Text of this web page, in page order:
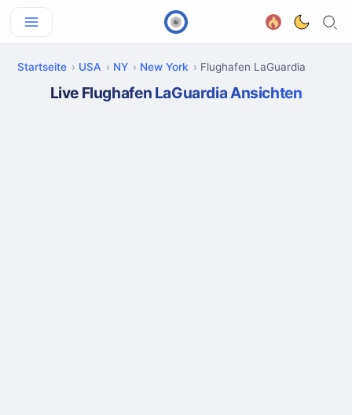
Startseite USA NY New York Flughafen LaGuardia
Live Flughafen LaGuardia Ansichten